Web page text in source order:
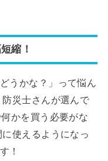
縮！
うかな？」って悩ん
災士さんが選んで
かを買う必要がな
使えるようになっ
！